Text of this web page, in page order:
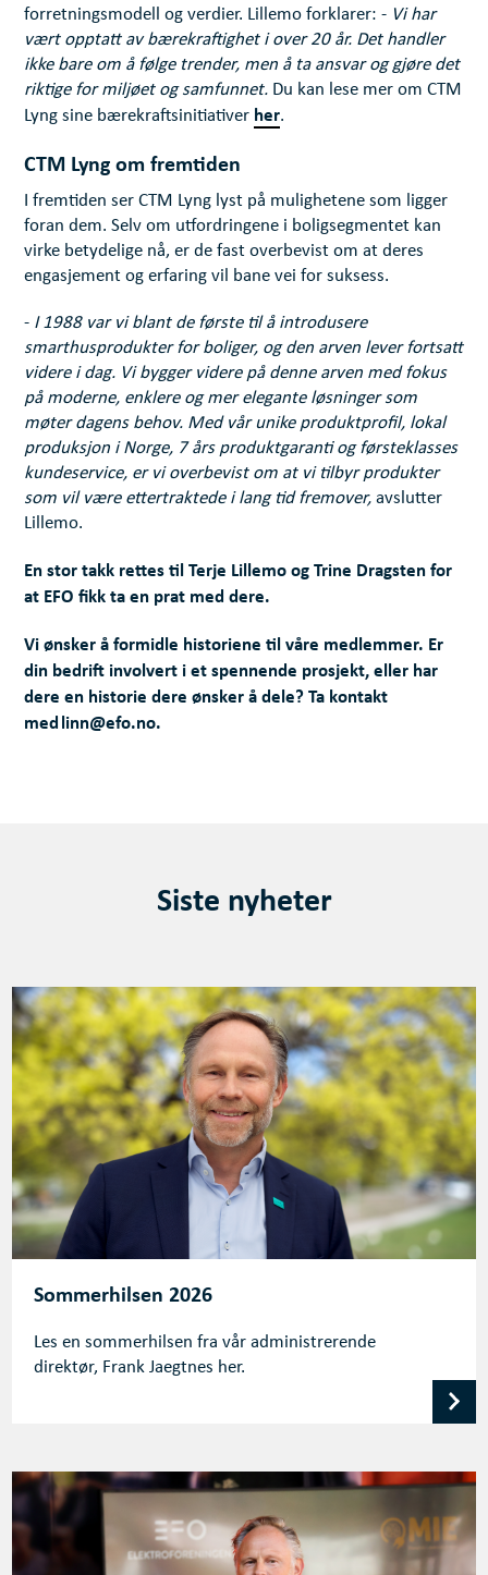
forretningsmodell og verdier. Lillemo forklarer: - Vi har
vært opptatt av bærekraftighet i over 20 år. Det handler
ikke bare om å følge trender, men å ta ansvar og gjøre det
riktige for miljøet og samfunnet. Du kan lese mer om CTM
Lyng sine bærekraftsinitiativer her.
CTM Lyng om fremtiden
I fremtiden ser CTM Lyng lyst på mulighetene som ligger
foran dem. Selv om utfordringene i boligsegmentet kan
virke betydelige nå, er de fast overbevist om at deres
engasjement og erfaring vil bane vei for suksess.
- I 1988 var vi blant de første til å introdusere
smarthusprodukter for boliger, og den arven lever fortsatt
videre i dag. Vi bygger videre på denne arven med fokus
på moderne, enklere og mer elegante løsninger som
møter dagens behov. Med vår unike produktprofil, lokal
produksjon i Norge, 7 års produktgaranti og førsteklasses
kundeservice, er vi overbevist om at vi tilbyr produkter
som vil være ettertraktede i lang tid fremover,avslutter
Lillemo.
En stor takk rettes til Terje Lillemo og Trine Dragsten for
at EFO fikk ta en prat med dere.
Vi ønsker å formidle historiene til våre medlemmer. Er
din bedrift involvert i et spennende prosjekt, eller har
dere en historie dere ønsker å dele? Ta kontakt
med linn@efo.no.
Siste nyheter
Sommerhilsen 2026
Les en sommerhilsen fra vår administrerende
direktør, Frank Jaegtnes her.